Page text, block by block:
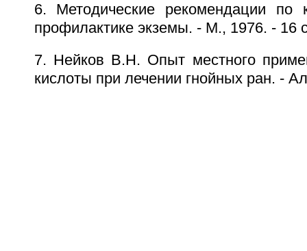
6. Методические рекомендации по
профилактике экземы. - М., 1976. - 16
7. Нейков В.Н. Опыт местного
кислоты при лечении гнойных ран. -